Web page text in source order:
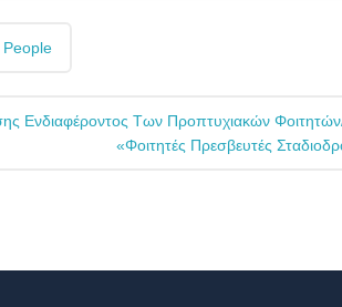
Των Προπτυχιακών
«Φοιτητές Πρεσβευτές